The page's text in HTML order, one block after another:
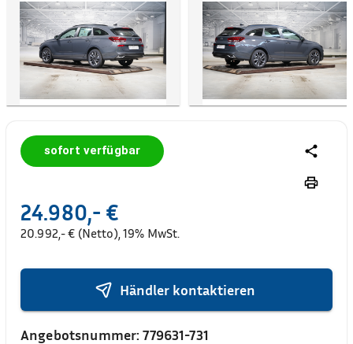
sofort verfügbar
24.980,- €
20.992,- € (Netto), 19% MwSt.
Händler kontaktieren
Angebotsnummer:779631-731